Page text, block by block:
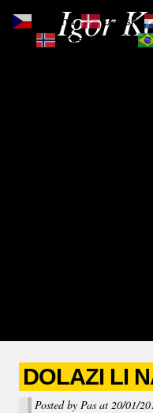
Igor
DOLAZI LI
Posted by Pas at 20/01/
Čeština‎
Dansk
Norsk bokmål